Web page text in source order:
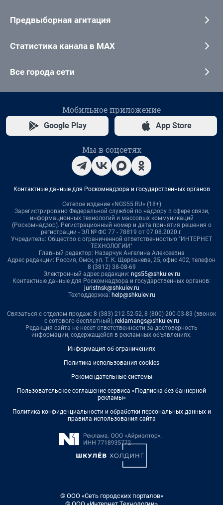
Предвыборная агитация
Статистика канала в MAX
Все города сети
Мобильное приложение
Google Play App Store
Мы в соцсетях
Контактные данные для Роскомнадзора и государственных органов
Сетевое издание «NGS55.RU» (18+)
Зарегистрировано Федеральной службой по надзору в сфере связи,
информационных технологий и массовых коммуникаций
(Роскомнадзор). Регистрационный номер и дата принятия решения о
регистрации - ЭЛ № ФС 77 - 78819 от 07.08.2020 г.
Учредитель: Общество с ограниченной ответственностью "ИНТЕРНЕТ
ТЕХНОЛОГИИ"
Главный редактор: Назарчук Ангелина Алексеевна
Адрес редакции: Россия, Омск, ул. Т. К. Щербанева, 25, офис 402, телефон
8 (3812) 38-08-69
Электронный адрес редакции: ngs55@shkulev.ru
Контактные данные для Роскомнадзора и государственных органов:
juristnsk@shkulev.ru
Техподдержка: help@shkulev.ru
Связаться с отделом продаж: 8 (383) 212-52-52, 8 (800) 200-03-83 (звонок
с сотового бесплатный), reklamangs@shkulev.ru
Редакция сайта не несет ответственности за достоверность
информации, содержащейся в рекламных объявлениях.
Информация об ограничениях
Политика использования cookies
Рекомендательные системы
Пользовательское соглашение сервиса «Подписка без баннерной
рекламы»
Политика конфиденциальности и обработки персональных данных и
правила использования сайта
© ООО «Сеть городских порталов»